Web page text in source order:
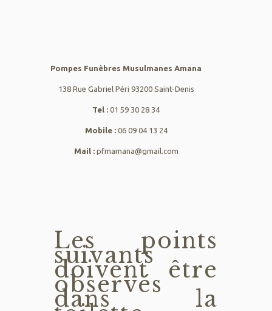
Pompes Funèbres Musulmanes Amana
138 Rue Gabriel Péri 93200 Saint-Denis
Tel : 01 59 30 28 34
Mobile :06 09 04 13 24
Mail : pfmamana@gmail.com
Les points
suivants
doivent être
observés
dans la